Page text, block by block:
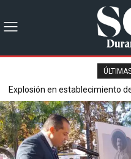
Explosión en establecimiento
mortales y
Secretaría de Seguridad
del